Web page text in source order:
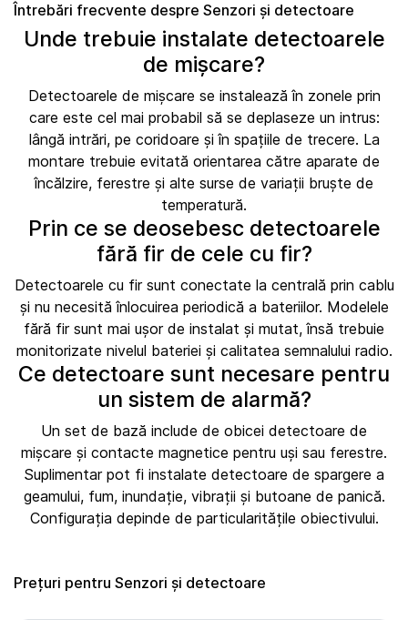
Întrebări frecvente despre Senzori și detectoare
Unde trebuie instalate detectoarele
de mișcare?
Detectoarele de mișcare se instalează în zonele prin
care este cel mai probabil să se deplaseze un intrus:
lângă intrări, pe coridoare și în spațiile de trecere. La
montare trebuie evitată orientarea către aparate de
încălzire, ferestre și alte surse de variații bruște de
temperatură.
Prin ce se deosebesc detectoarele
fără fir de cele cu fir?
Detectoarele cu fir sunt conectate la centrală prin cablu
și nu necesită înlocuirea periodică a bateriilor. Modelele
fără fir sunt mai ușor de instalat și mutat, însă trebuie
monitorizate nivelul bateriei și calitatea semnalului radio.
Ce detectoare sunt necesare pentru
un sistem de alarmă?
Un set de bază include de obicei detectoare de
mișcare și contacte magnetice pentru uși sau ferestre.
Suplimentar pot fi instalate detectoare de spargere a
geamului, fum, inundație, vibrații și butoane de panică.
Configurația depinde de particularitățile obiectivului.
Prețuri pentru Senzori și detectoare